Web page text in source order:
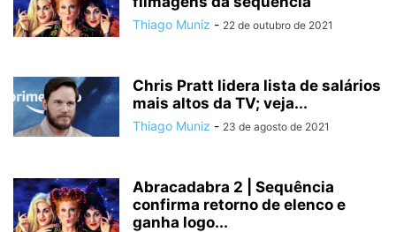
Thiago Muniz - 22 de outubro de 2021
Chris Pratt lidera lista de salários
mais altos da TV; veja...
Thiago Muniz - 23 de agosto de 2021
Abracadabra 2 | Sequência
confirma retorno de elenco e
ganha logo...